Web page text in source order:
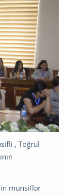
, Toğrul
münsiflər